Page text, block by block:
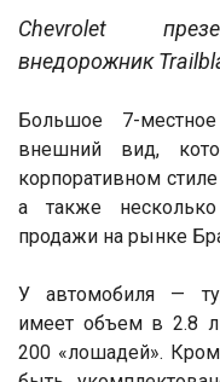
Chevrolet
внедорожник
Большое 7-
внешний вид,
корпоративном
а также
продажи на рынке
У автомобиля —
имеет объем в 2.8
200 «лошадей».